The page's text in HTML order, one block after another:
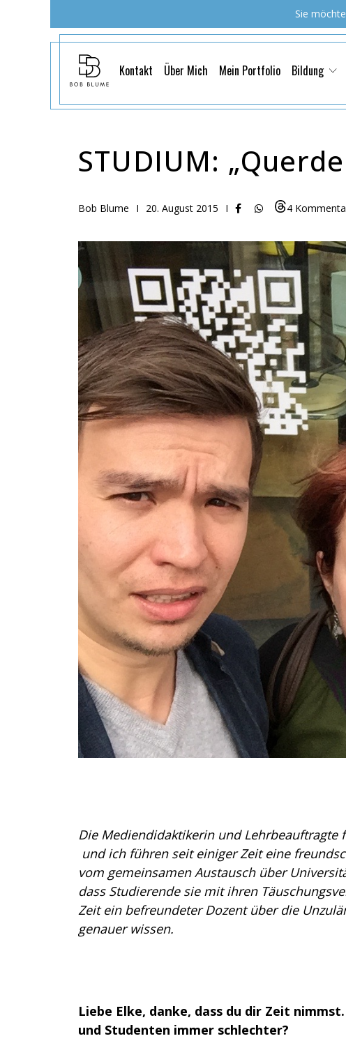
Sie
Kontakt Über Mich Mein Portfolio Bildung
STUDIUM:
Bob Blume I 20. August 2015 I 4
Die Mediendidaktikerin und Lehrbeauftragte
und ich führen seit einiger Zeit eine
vom gemeinsamen Austausch über
dass Studierende sie mit ihren
Zeit ein befreundeter Dozent über die
genauer wissen.
Liebe Elke, danke, dass du dir Zeit
und Studenten immer schlechter?